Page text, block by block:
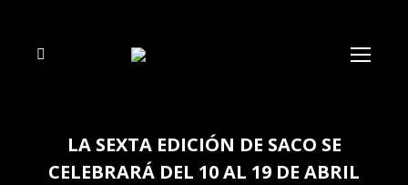
Buscar:
LA SEXTA EDICIÓN DE SACO SE
CELEBRARÁ DEL 10 AL 19 DE ABRIL